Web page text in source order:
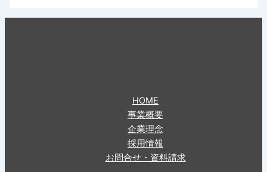
HOME
事業概要
企業理念
採用情報
お問合せ・資料請求